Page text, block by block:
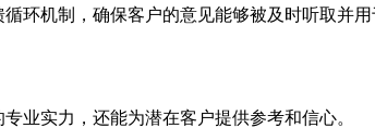
环机制，确保客户的意见能够被及时听取并
业实力，还能为潜在客户提供参考和信心。